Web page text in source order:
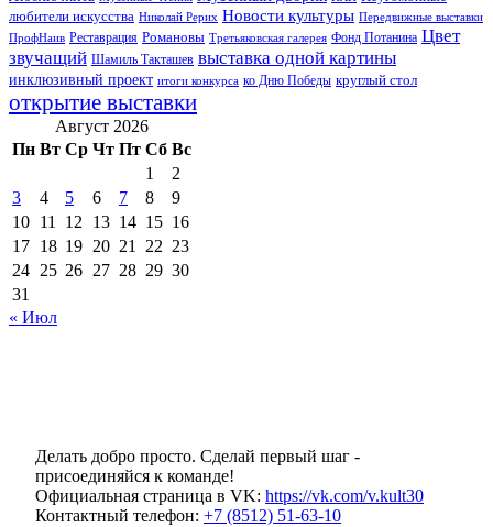
любители искусства Николай Рерих Новости культуры Передвижные выставки
ПрофНаив Реставрация Романовы Третьяковская галерея Фонд Потанина Цвет
звучащий Шамиль Такташев выставка одной картины
инклюзивный проект итоги конкурса ко Дню Победы круглый стол
открытие выставки
Август 2026
Пн Вт Ср Чт Пт Сб Вс
1
2
3
4 5 6 7 8
9
10 11 12 13 14 15 16
17 18 19 20 21 22 23
24 25 26 27 28 29 30
31
« Июл
Делать добро просто. Сделай первый шаг -
присоединяйся к команде!
Официальная страница в VK: https://vk.com/v.kult30
Контактный телефон: +7 (8512) 51-63-10